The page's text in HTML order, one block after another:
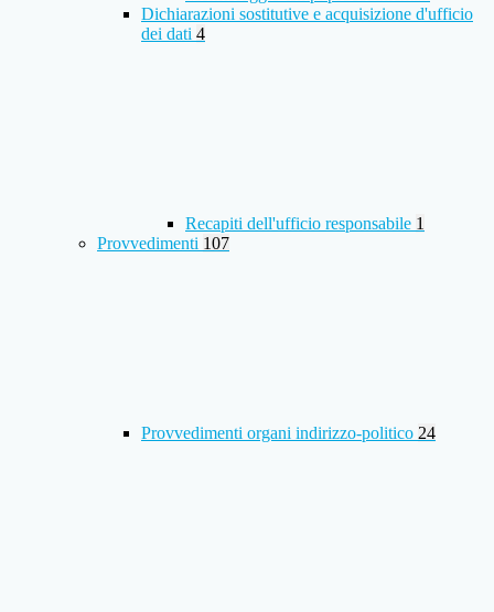
Dichiarazioni sostitutive e acquisizione d'ufficio
dei dati 4
Recapiti dell'ufficio responsabile 1
Provvedimenti 107
Provvedimenti organi indirizzo-politico 24